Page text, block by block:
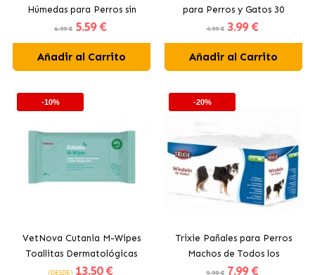
Húmedas para Perros sin
Fragancia
6.99 € 5.59 €
Añadir al Carrito
para Perros y Gatos 30
Unidades
4.99 € 3.99 €
Añadir al Carrito
-10%
VetNova Cutania M-Wipes
Toallitas Dermatológicas
para Perros y Gatos
(DESDE) 13.50 €
-20%
Trixie Pañales para Perros
Machos de Todos los
Tamaños 12 Unidades
9.99 € 7.99 €